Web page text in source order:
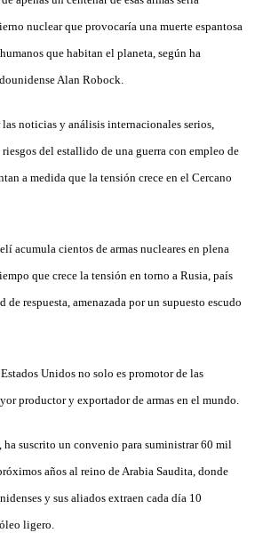
nuclear que provocaría una muerte espantosa
que habitan el planeta, según ha
Alan Robock.
noticias y análisis internacionales serios,
del estallido de una guerra con empleo de
a medida que la tensión crece en el Cercano
acumula cientos de armas nucleares en plena
que crece la tensión en torno a Rusia, país
respuesta, amenazada por un supuesto escudo
Unidos no solo es promotor de las
productor y exportador de armas en el mundo.
ha suscrito un convenio para suministrar 60 mil
años al reino de Arabia Saudita, donde
y sus aliados extraen cada día 10
ligero.